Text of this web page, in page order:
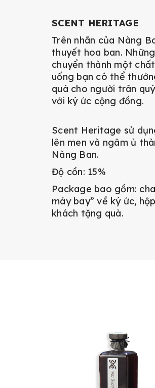
SCENT HERITAGE
Trên nhãn của Nàng
thuyết hoa ban.
chuyển thành một
uống bạn có thể
quà cho người trân
với ký ức cộng đồng.
Scent Heritage sử
lên men và ngâm ủ
Nàng Ban.
Độ cồn: 15%
Package bao gồm:
máy bay” về ký ức,
khách tặng quà.